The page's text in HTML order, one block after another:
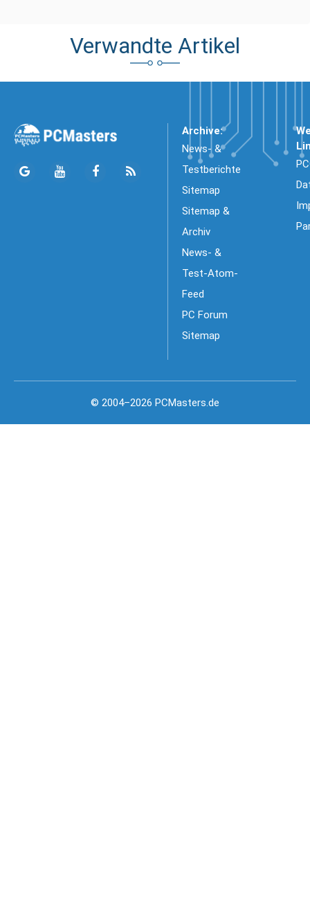
Verwandte Artikel
Archive:
News- &
Testberichte
Sitemap
Sitemap &
Archiv
News- &
Test-Atom-
Feed
PC Forum
Sitemap
© 2004–2026 PCMasters.de